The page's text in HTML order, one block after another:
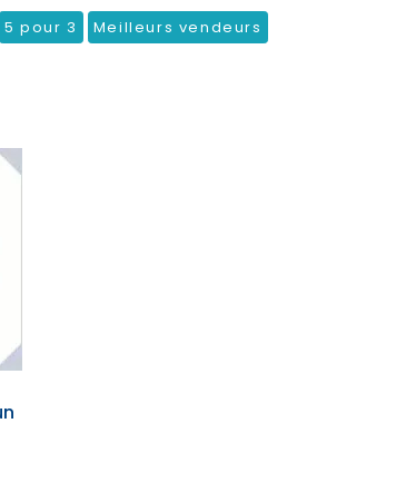
5 pour 3 Meilleurs vendeurs